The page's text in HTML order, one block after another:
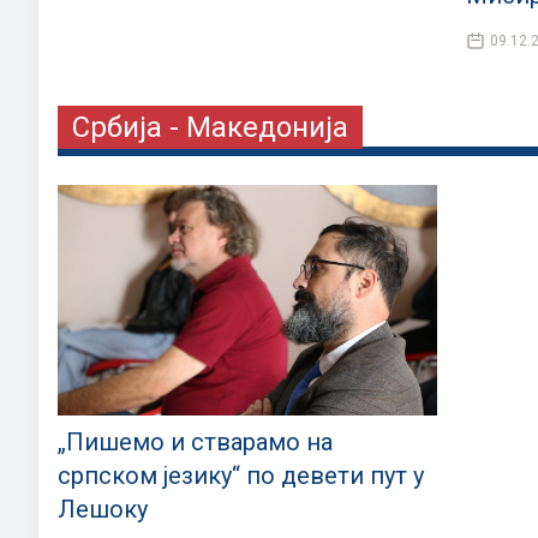
Србија - Македонија
„Пишемо и стварамо на
српском језику“ по девети пут у
Лешоку